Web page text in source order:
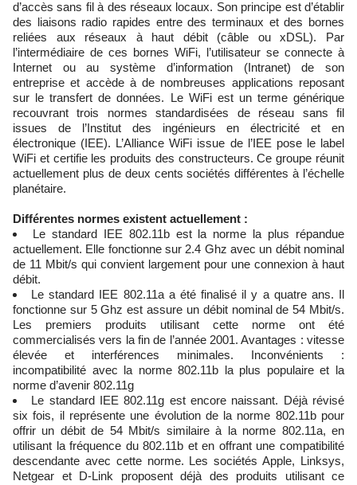
d’accès sans fil à des réseaux locaux. Son principe est d’établir
des liaisons radio rapides entre des terminaux et des bornes
reliées aux réseaux à haut débit (câble ou xDSL). Par
l’intermédiaire de ces bornes WiFi, l’utilisateur se connecte à
Internet ou au système d’information (Intranet) de son
entreprise et accède à de nombreuses applications reposant
sur le transfert de données. Le WiFi est un terme générique
recouvrant trois normes standardisées de réseau sans fil
issues de l’Institut des ingénieurs en électricité et en
électronique (IEE). L’Alliance WiFi issue de l’IEE pose le label
WiFi et certifie les produits des constructeurs. Ce groupe réunit
actuellement plus de deux cents sociétés différentes à l’échelle
planétaire.
Différentes normes existent actuellement :
Le standard IEE 802.11b est la norme la plus répandue
actuellement. Elle fonctionne sur 2.4 Ghz avec un débit nominal
de 11 Mbit/s qui convient largement pour une connexion à haut
débit.
Le standard IEE 802.11a a été finalisé il y a quatre ans. Il
fonctionne sur 5 Ghz est assure un débit nominal de 54 Mbit/s.
Les premiers produits utilisant cette norme ont été
commercialisés vers la fin de l’année 2001. Avantages : vitesse
élevée et interférences minimales. Inconvénients :
incompatibilité avec la norme 802.11b la plus populaire et la
norme d’avenir 802.11g
Le standard IEE 802.11g est encore naissant. Déjà révisé
six fois, il représente une évolution de la norme 802.11b pour
offrir un débit de 54 Mbit/s similaire à la norme 802.11a, en
utilisant la fréquence du 802.11b et en offrant une compatibilité
descendante avec cette norme. Les sociétés Apple, Linksys,
Netgear et D-Link proposent déjà des produits utilisant ce